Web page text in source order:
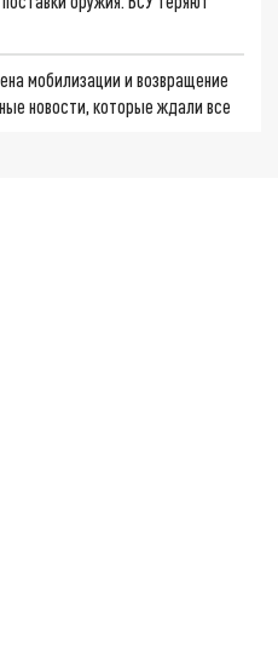
мобилизации и возвращение
новости, которые ждали все